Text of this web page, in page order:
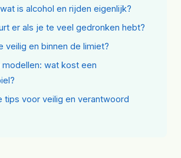
is alcohol en rijden eigenlijk?
er als je te veel gedronken hebt?
veilig en binnen de limiet?
modellen: wat kost een
tips voor veilig en verantwoord